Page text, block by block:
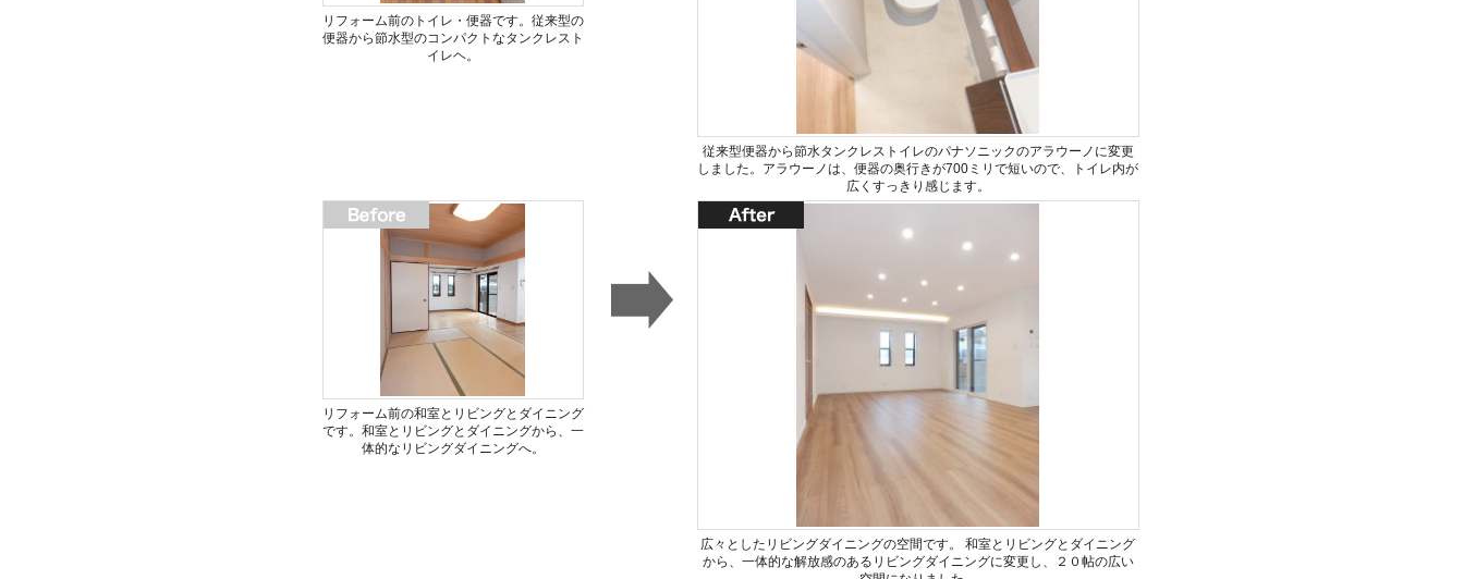
リフォーム前のトイレ・便器です。従来型の
便器から節水型のコンパクトなタンクレスト
イレヘ。
従来型便器から節水タンクレストイレのパナソニックのアラウーノに変更
しました。アラウーノは、便器の奥行きが700ミリで短いので、トイレ内が
広くすっきり感じます。
リフォーム前の和室とリビングとダイニング
です。和室とリビングとダイニングから、一
体的なリビングダイニングへ。
広々としたリビングダイニングの空間です。 和室とリビングとダイニング
から、一体的な解放感のあるリビングダイニングに変更し、２０帖の広い